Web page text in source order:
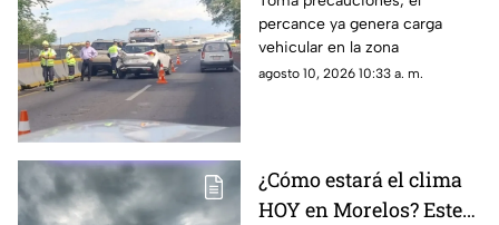
provoca cierre parcial
HOY 10 de agosto
percance ya genera carga
vehicular en la zona
agosto 10, 2026 10:33 a. m.
¿Cómo estará el clima
HOY en Morelos? Este